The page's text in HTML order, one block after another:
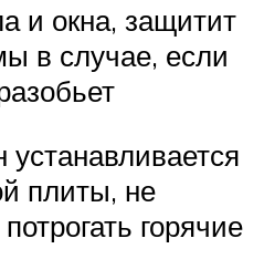
и окна, защитит
в случае, если
плиты, не
горячие